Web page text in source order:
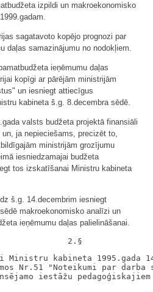
izpildi un makroekonomisko
sagatavoto kopējo prognozi par
daļas samazinājumu no nodokļiem.
ieņēmumu daļas
kopīgi ar pārējām ministrijām
un iesniegt attiecīgus
kabineta š.g. 8.decembra sēdē.
valsts budžeta projektā finansiāli
ja nepieciešams, precizēt to,
ministrijām grozījumu
iesniedzamajai budžeta
tos izskatīšanai Ministru kabineta
š.g. 14.decembrim iesniegt
makroekonomisko analīzi un
ieņēmumu daļas palielināšanai.
Ministru kabineta 1995.gada
Nr.51 "Noteikumi par darba
iestāžu